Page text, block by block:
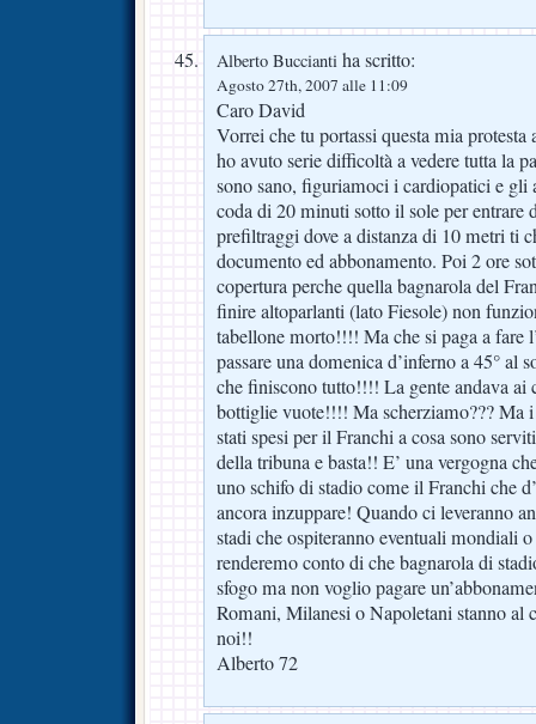
Alberto Buccianti ha scritto:
Agosto 27th, 2007 alle 11:09
Caro David
Vorrei che tu portassi questa mia
ho avuto serie difficoltà a vedere tutta la
sono sano, figuriamoci i cardiopatici e
coda di 20 minuti sotto il sole per
prefiltraggi dove a distanza di 10 metri ti
documento ed abbonamento. Poi 2 ore
copertura perche quella bagnarola del
finire altoparlanti (lato Fiesole) non
tabellone morto!!!! Ma che si paga a fare
passare una domenica d’inferno a 45° al
che finiscono tutto!!!! La gente andava ai
bottiglie vuote!!!! Ma scherziamo??? Ma
stati spesi per il Franchi a cosa sono
della tribuna e basta!! E’ una vergogna
uno schifo di stadio come il Franchi che
ancora inzuppare! Quando ci leveranno
stadi che ospiteranno eventuali mondiali
renderemo conto di che bagnarola di
sfogo ma non voglio pagare
Romani, Milanesi o Napoletani stanno al
noi!!
Alberto 72